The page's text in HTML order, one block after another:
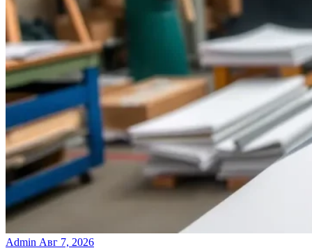
Admin Авг 7, 2026